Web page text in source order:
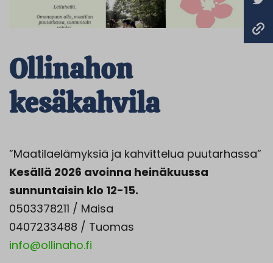
Ollinahon
kesäkahvila
”Maatilaelämyksiä ja kahvittelua puutarhassa”
Kesällä 2026 avoinna heinäkuussa
sunnuntaisin klo 12-15.
0503378211 / Maisa
0407233488 / Tuomas
info@ollinaho.fi